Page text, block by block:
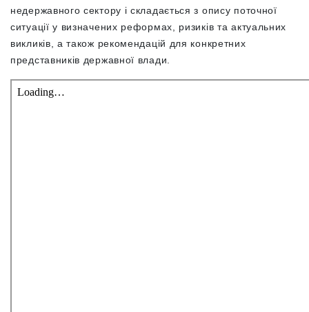
недержавного сектору і складається з опису поточної
ситуації у визначених реформах, ризиків та актуальних
викликів, а також рекомендацій для конкретних
представників державної влади.